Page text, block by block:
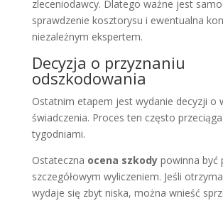
zleceniodawcy. Dlatego ważne jest
sprawdzenie kosztorysu i ewentualna
niezależnym ekspertem.
Decyzja o przyznaniu
odszkodowania
Ostatnim etapem jest wydanie decyzji o
świadczenia. Proces ten często
tygodniami.
Ostateczna ocena szkodypowinna być
szczegółowym wyliczeniem. Jeśli
wydaje się zbyt niska, można wnieść